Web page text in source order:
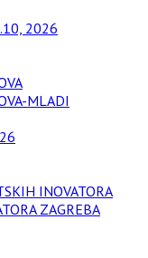
2026
MLADI
INOVATORA
ZAGREBA